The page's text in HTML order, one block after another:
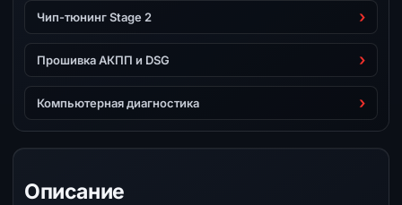
Чип-тюнинг Stage 2
Прошивка АКПП и DSG
Компьютерная диагностика
Описание